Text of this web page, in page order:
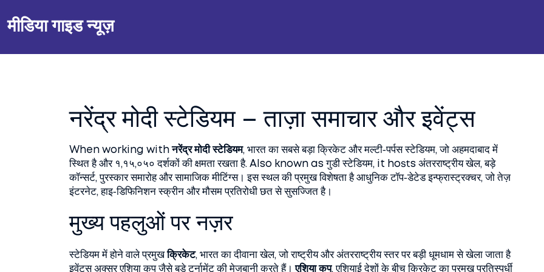
मीडिया गाइड न्यूज़
नरेंद्र मोदी स्टेडियम – ताज़ा समाचार और इवेंट्स
When working withनरेंद्र मोदी स्टेडियम, भारत का सबसे बड़ा क्रिकेट और मल्टी‑पर्पस स्टेडियम, जो अहमदाबाद में
स्थित है और १,१५,०५० दर्शकों की क्षमता रखता है. Also known asगुडी स्टेडियम, it hosts अंतरराष्ट्रीय खेल, बड़े
कॉन्सर्ट, पुरस्कार समारोह और सामाजिक मीटिंग्स। इस स्थल की प्रमुख विशेषता है आधुनिक टॉप‑डेटेड इन्फ्रास्ट्रक्चर, जो तेज़
इंटरनेट, हाइ‑डिफिनिशन स्क्रीन और मौसम प्रतिरोधी छत से सुसज्जित है।
मुख्य पहलुओं पर नज़र
स्टेडियम में होने वाले प्रमुखक्रिकेट, भारत का दीवाना खेल, जो राष्ट्रीय और अंतरराष्ट्रीय स्तर पर बड़ी धूमधाम से खेला जाता है
इवेंट्स अक्सर एशिया कप जैसे बड़े टूर्नामेंट की मेजबानी करते हैं।एशिया कप,एशियाई देशों के बीच क्रिकेट का प्रमुख प्रतिस्पर्धी